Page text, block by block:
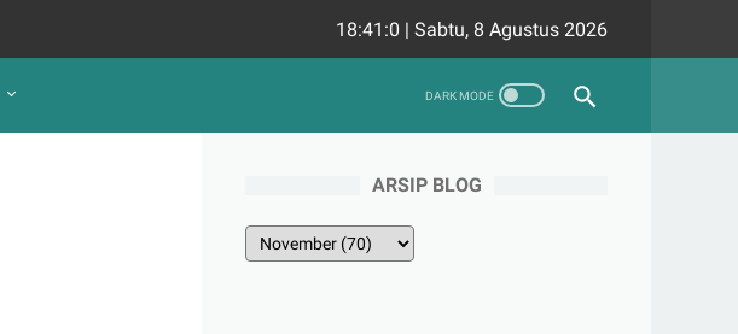
18:41:1 | Sabtu, 8 Agustus 2026
ARSIP BLOG